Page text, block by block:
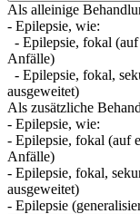
Als alleinige
- Epilepsie, wie:
- Epilepsie, fokal
Anfälle)
- Epilepsie, fokal,
ausgeweitet)
Als zusätzliche
- Epilepsie, wie:
- Epilepsie, fokal (auf
Anfälle)
- Epilepsie, fokal,
ausgeweitet)
- Epilepsie